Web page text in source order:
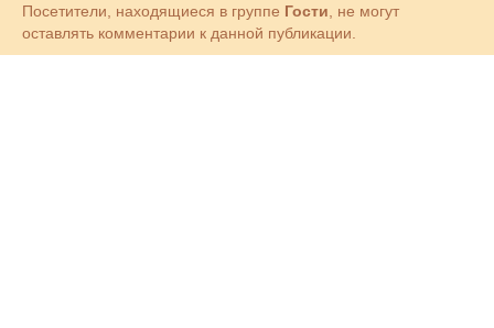
Посетители, находящиеся в группе Гости , не могут
оставлять комментарии к данной публикации.